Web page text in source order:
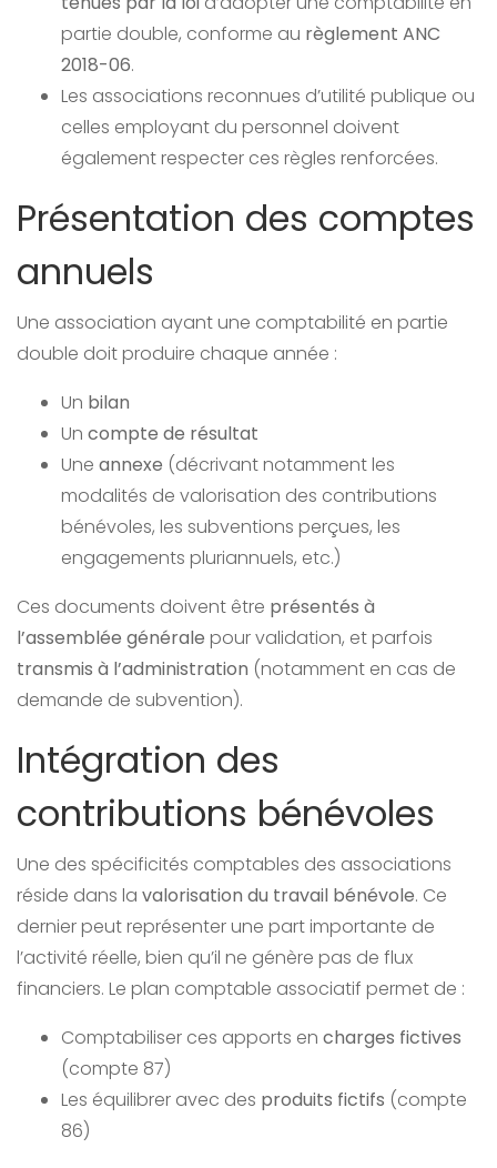
partie double, conforme au règlement ANC
2018-06.
Les associations reconnues d’utilité publique ou
celles employant du personnel doivent
également respecter ces règles renforcées.
Présentation des comptes
annuels
Une association ayant une comptabilité en partie
double doit produire chaque année :
Un bilan
Un compte de résultat
Une annexe (décrivant notamment les
modalités de valorisation des contributions
bénévoles, les subventions perçues, les
engagements pluriannuels, etc.)
Ces documents doivent être présentés à
l’assemblée générale pour validation, et parfois
transmis à l’administration (notamment en cas de
demande de subvention).
Intégration des
contributions bénévoles
Une des spécificités comptables des associations
réside dans la valorisation du travail bénévole. Ce
dernier peut représenter une part importante de
l’activité réelle, bien qu’il ne génère pas de flux
financiers. Le plan comptable associatif permet de :
Comptabiliser ces apports en charges fictives
(compte 87)
Les équilibrer avec des produits fictifs (compte
86)